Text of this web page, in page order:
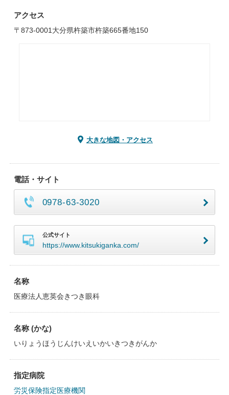
アクセス
〒873-0001大分県杵築市杵築665番地150
大きな地図・アクセス
電話・サイト
0978-63-3020
公式サイト
https://www.kitsukiganka.com/
名称
医療法人恵英会きつき眼科
名称 (かな)
いりょうほうじんけいえいかいきつきがんか
指定病院
労災保険指定医療機関